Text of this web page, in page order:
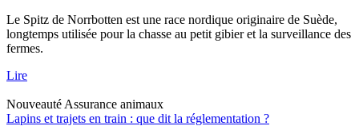
Le Spitz de Norrbotten est une race nordique originaire de Suède,
longtemps utilisée pour la chasse au petit gibier et la surveillance des
fermes.
Lire
Nouveauté Assurance animaux
Lapins et trajets en train : que dit la réglementation ?